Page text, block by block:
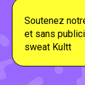
Soutenez
et sans
sweat Kultt